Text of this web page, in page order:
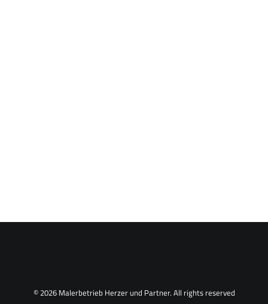
© 2026 Malerbetrieb Herzer und Partner. All rights reserved